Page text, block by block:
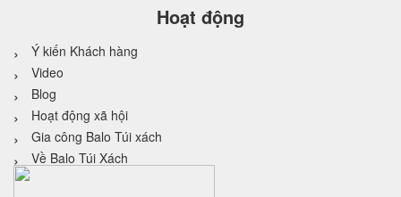
Hoạt động
Ý kiến Khách hàng
Video
Blog
Hoạt động xã hội
Gia công Balo Túi xách
Về Balo Túi Xách